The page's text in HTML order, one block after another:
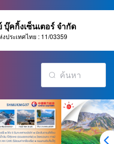
คกิ้งเซ็นเตอร์ จำกัด
ประเทศไทย : 11/03359